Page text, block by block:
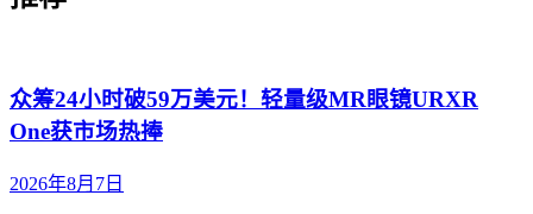
众筹24小时破59万美元！轻量级MR眼镜URXR
One获市场热捧
2026年8月7日